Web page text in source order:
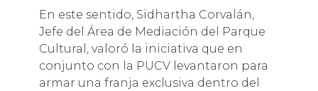
En este sentido, Sidhartha Corvalán,
Jefe del Área de Mediación del Parque
Cultural, valoró la iniciativa que en
conjunto con la PUCV levantaron para
armar una franja exclusiva dentro del